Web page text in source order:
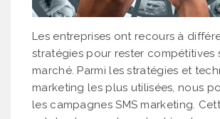
Les entreprises ont recours à
stratégies pour rester compétitives
marché. Parmi les stratégies et
marketing les plus utilisées, nous
les campagnes SMS marketing.